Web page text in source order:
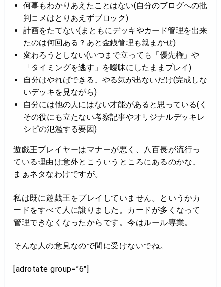
何事もわかりあえたことはない(自分のブログへの批
判コメはとりあえずブロック)
計画をたてない(まともにデッキやカード管理を出来
たのは何回ある？あと金銭管理も親まかせ)
変わろうとしない(いつまで立っても「優先権」や
「タイミングを逃す」を曖昧にしたままプレイ)
自分はやればできる。やる気が出ないだけ(完成しな
いデッキを見ながら)
自分には他の人にはない才能があると思っている(く
その役にも立たない考察記事やオリジナルデッキレ
シピの氾濫する要因)
遊戯王プレイヤーはマナーが悪く、八百長が流行っ
ている理由は意外とこういうところにあるのかな。
まぁネタなわけですが。
私は既に遊戯王をプレイしていません。というかカ
ードをすべて人に譲りました。カードが多くなって
管理できなくなったからです。今はルール専業。
そんな人の意見なので間に受けないでね。
[adrotate group=”6″]